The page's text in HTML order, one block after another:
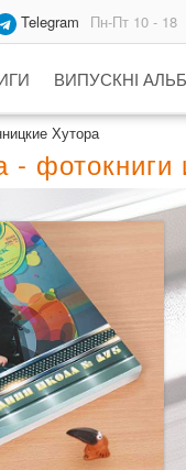
Telegram Пн-Пт 10 - 18
ВИПУСКНІ
Хутора
-